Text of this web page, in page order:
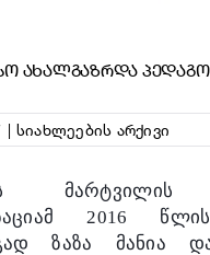
ᲐᲮᲐᲚᲒᲐᲖᲠᲓᲐ
| სიახლეების არქივი
ის მარტვილის
2016
ზაზა მანია